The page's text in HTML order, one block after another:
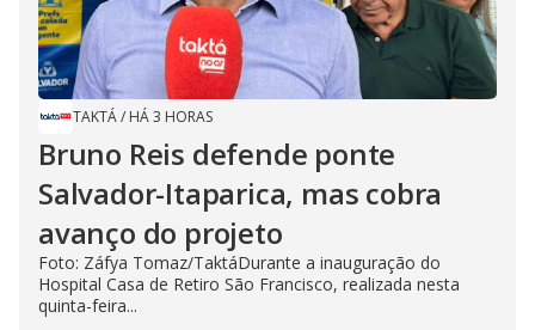
TAKTÁ/ HÁ 3 HORAS
Bruno Reis defende ponte
Salvador-Itaparica, mas cobra
avanço do projeto
Foto: Záfya Tomaz/TaktáDurante a inauguração do
Hospital Casa de Retiro São Francisco, realizada nesta
quinta-feira...